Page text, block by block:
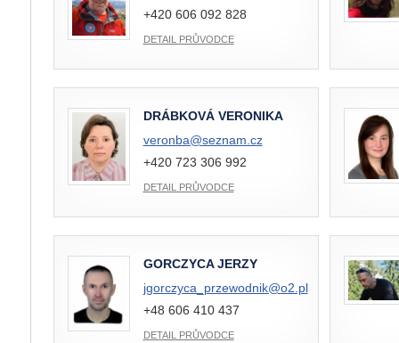
+420 606 092 828
DETAIL PRŮVODCE
DRÁBKOVÁ VERONIKA
veronba@seznam.cz
+420 723 306 992
DETAIL PRŮVODCE
GORCZYCA JERZY
jgorczyca_przewodnik@o2.pl
+48 606 410 437
DETAIL PRŮVODCE